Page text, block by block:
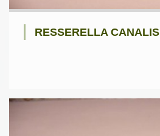
RESSERELLA CANALIS